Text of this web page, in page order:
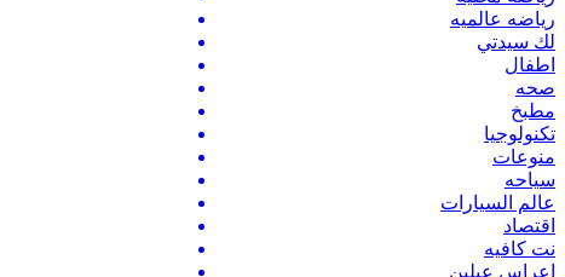
رياضه عالميه
لك سيدتي
اطفال
صحه
مطبخ
تكنولوجيا
منوعات
سياحه
عالم السيارات
اقتصاد
نت كافيه
اعراس عبلين